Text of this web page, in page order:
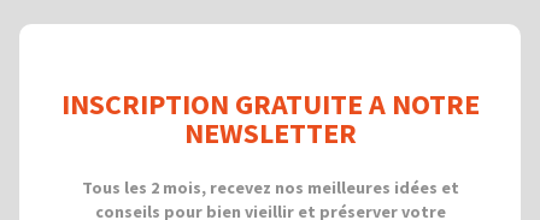
INSCRIPTION GRATUITE A NOTRE
NEWSLETTER
Tous les 2 mois, recevez nos meilleures idées et
conseils pour bien vieillir et préserver votre